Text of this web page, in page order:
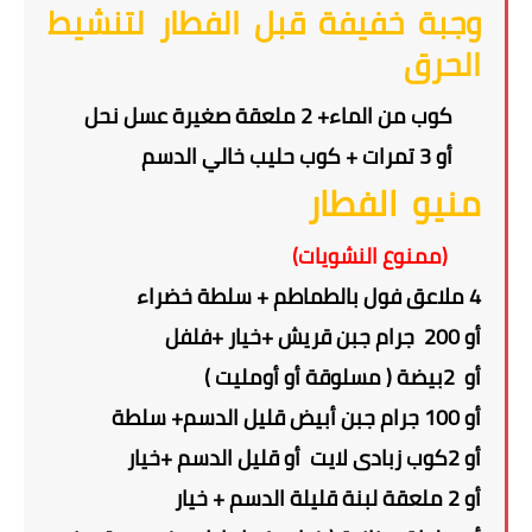
وجبة خفيفة قبل الفطار لتنشيط
الحرق
كوب من الماء+ 2 ملعقة صغيرة عسل نحل
أو 3 تمرات + كوب حليب خالي الدسم
منيو الفطار
(ممنوع النشويات)
4 ملاعق فول بالطماطم + سلطة خضراء
أو 200 جرام جبن قريش +خيار +فلفل
أو 2بيضة ( مسلوقة أو أومليت )
أو 100 جرام جبن أبيض قليل الدسم+ سلطة
أو 2كوب زبادى لايت أو قليل الدسم +خيار
أو 2 ملعقة لبنة قليلة الدسم + خيار